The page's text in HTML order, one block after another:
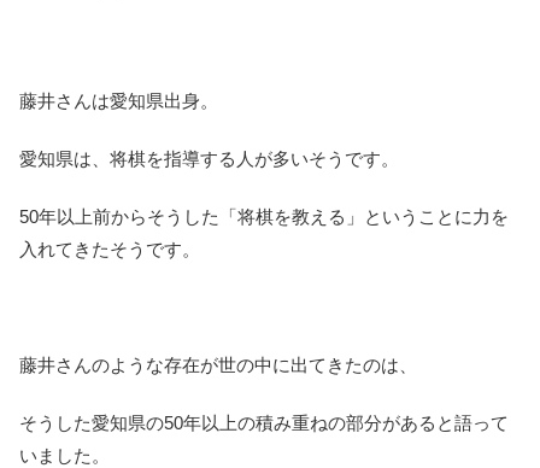
藤井さんは愛知県出身。
愛知県は、将棋を指導する人が多いそうです。
50年以上前からそうした「将棋を教える」ということに力を
入れてきたそうです。
藤井さんのような存在が世の中に出てきたのは、
そうした愛知県の50年以上の積み重ねの部分があると語って
いました。